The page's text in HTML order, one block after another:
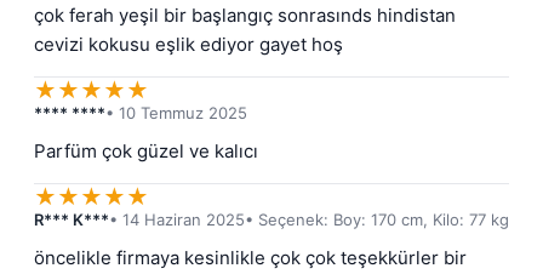
çok ferah yeşil bir başlangıç sonrasınds hindistan
cevizi kokusu eşlik ediyor gayet hoş
★★★★★
**** ****• 10 Temmuz 2025
Parfüm çok güzel ve kalıcı
★★★★★
R*** K***• 14 Haziran 2025• Seçenek: Boy: 170 cm, Kilo: 77 kg
öncelikle firmaya kesinlikle çok çok teşekkürler bir